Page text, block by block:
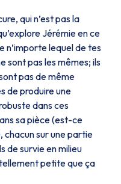
qui n’est pas la
Jérémie en ce
n’importe lequel de tes
sont pas les mêmes; ils
pas de même
de produire une
dans ces
sa pièce (est-ce
chacun sur une partie
de survie en milieu
petite que ça